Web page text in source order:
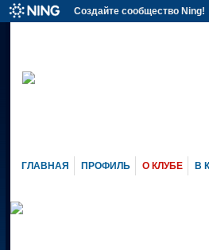
Создайте сообщество Ning!
ГЛАВНАЯ ПРОФИЛЬ О КЛУБЕ В